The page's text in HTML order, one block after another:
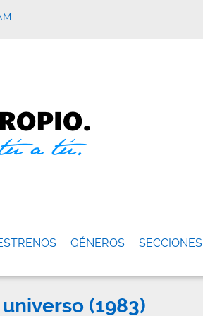
GÉNEROS SECCIONES
(1983)